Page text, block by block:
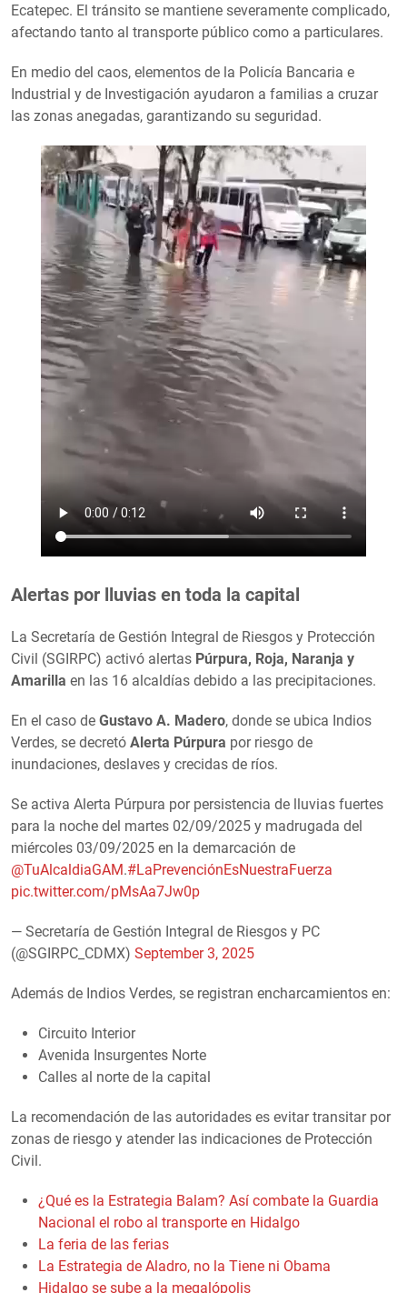
Ecatepec. El tránsito se mantiene severamente complicado,
afectando tanto al transporte público como a particulares.
En medio del caos, elementos de la Policía Bancaria e
Industrial y de Investigación ayudaron a familias a cruzar
las zonas anegadas, garantizando su seguridad.
Alertas por lluvias en toda la capital
La Secretaría de Gestión Integral de Riesgos y Protección
Civil (SGIRPC) activó alertas Púrpura, Roja, Naranja y
Amarilla en las 16 alcaldías debido a las precipitaciones.
En el caso de Gustavo A. Madero, donde se ubica Indios
Verdes, se decretó Alerta Púrpura por riesgo de
inundaciones, deslaves y crecidas de ríos.
Se activa Alerta Púrpura por persistencia de lluvias fuertes
para la noche del martes 02/09/2025 y madrugada del
miércoles 03/09/2025 en la demarcación de
@TuAlcaldiaGAM.#LaPrevenciónEsNuestraFuerza
pic.twitter.com/pMsAa7Jw0p
— Secretaría de Gestión Integral de Riesgos y PC
(@SGIRPC_CDMX) September 3, 2025
Además de Indios Verdes, se registran encharcamientos en:
Circuito Interior
Avenida Insurgentes Norte
Calles al norte de la capital
La recomendación de las autoridades es evitar transitar por
zonas de riesgo y atender las indicaciones de Protección
Civil.
¿Qué es la Estrategia Balam? Así combate la Guardia
Nacional el robo al transporte en Hidalgo
La feria de las ferias
La Estrategia de Aladro, no la Tiene ni Obama
Hidalgo se sube a la megalópolis